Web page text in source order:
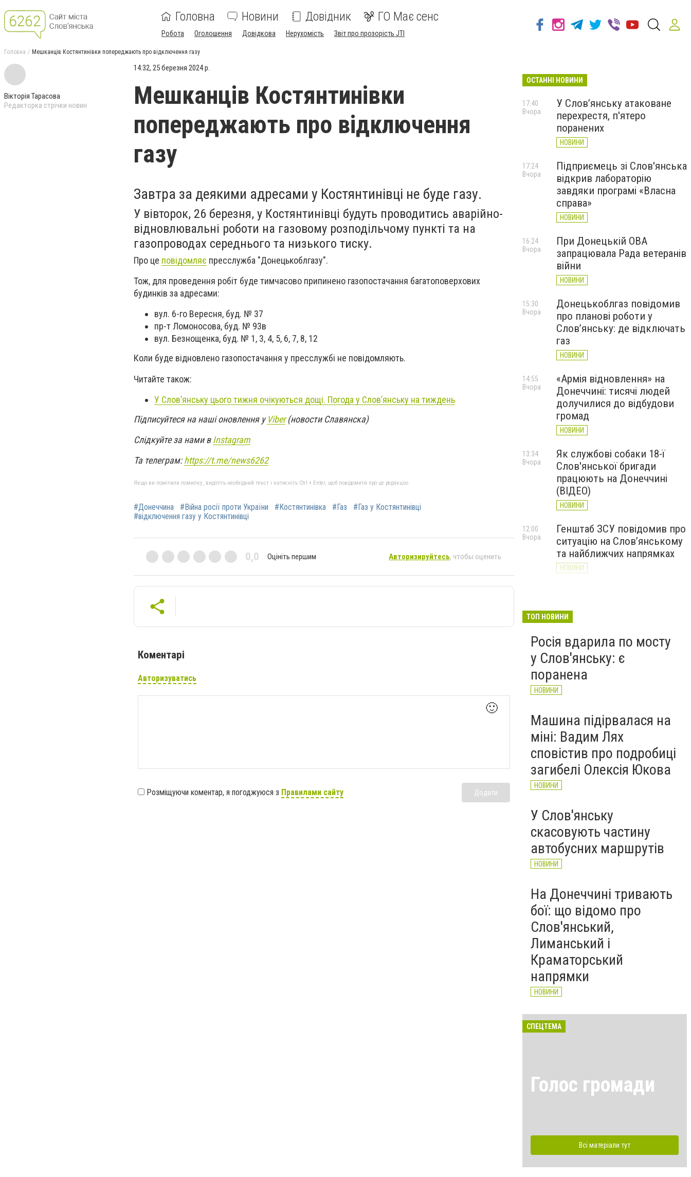
Головна Новини Довідник ГО Має сенс
Робота Оголошення Довідкова Нерухомість Звіт про прозорість JTI
Головна Мешканців Костянтинівки попереджають про відключення газу
Вікторія Тарасова
Редакторка стрічки новин
14:32, 25 березня 2024 р.
Мешканців Костянтинівки
попереджають про відключення
газу
Завтра за деякими адресами у Костянтинівці не буде газу.
У вівторок, 26 березня, у Костянтинівці будуть проводитись аварійно-
відновлювальні роботи на газовому розподільчому пункті та на
газопроводах середнього та низького тиску.
Про це повідомляє пресслужба "Донецькоблгазу".
Тож, для проведення робіт буде тимчасово припинено газопостачання багатоповерхових
будинків за адресами:
вул. 6-го Вересня, буд. № 37
пр-т Ломоносова, буд. № 93в
вул. Безнощенка, буд. № 1, 3, 4, 5, 6, 7, 8, 12
Коли буде відновлено газопостачання у пресслужбі не повідомляють.
Читайте також:
У Слов’янську цього тижня очікуються дощі. Погода у Слов’янську на тиждень
Підписуйтеся на наші оновлення уViber(новости Славянска)
Слідкуйте за нами вInstagram
Та телеграм:https://t.me/news6262
Якщо ви помітили помилку, виділіть необхідний текст і натисніть Ctrl + Enter, щоб повідомити про це редакцію
#Донеччина #Війна росії проти України #Костянтинівка #Газ
#Газ у Костянтинівці
#відключення газу у Костянтинівці
0,0 Оцініть першим Авторизируйтесь, чтобы оценить
Коментарі
Авторизуватись
🙂
Розміщуючи коментар, я погоджуюся з Правилами сайту Додати
ОСТАННІ НОВИНИ
У Слов’янську атаковане
перехрестя, п'ятеро
поранених
НОВИНИ
17:40
Вчора
Підприємець зі Слов'янська
відкрив лабораторію
завдяки програмі «Власна
справа»
НОВИНИ
17:24
Вчора
При Донецькій ОВА
запрацювала Рада ветеранів
війни
НОВИНИ
16:24
Вчора
Донецькоблгаз повідомив
про планові роботи у
Слов’янську: де відключать
газ
НОВИНИ
15:30
Вчора
«Армія відновлення» на
Донеччині: тисячі людей
долучилися до відбудови
громад
НОВИНИ
14:55
Вчора
Як службові собаки 18-ї
Слов'янської бригади
працюють на Донеччині
(ВІДЕО)
НОВИНИ
13:34
Вчора
Генштаб ЗСУ повідомив про
ситуацію на Слов’янському
та найближчих напрямках
НОВИНИ
12:00
Вчора
великої війни: 7 серпня
ТОП НОВИНИ
Росія вдарила по мосту
у Слов'янську: є
поранена
НОВИНИ
Машина підірвалася на
міні: Вадим Лях
сповістив про подробиці
загибелі Олексія Юкова
НОВИНИ
У Слов'янську
скасовують частину
автобусних маршрутів
НОВИНИ
На Донеччині тривають
бої: що відомо про
Слов'янський,
Лиманський і
Краматорський
напрямки
НОВИНИ
СПЕЦТЕМА
Голос громади
Всі матеріали тут